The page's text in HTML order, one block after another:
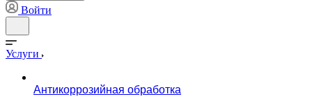
Войти
Услуги
Антикоррозийная обработка